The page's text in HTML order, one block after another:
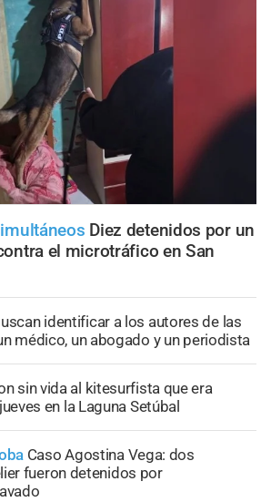
Diez detenidos por un
el microtráfico en San
identificar a los autores de las
médico, un abogado y un periodista
sin vida al kitesurfista que era
en la Laguna Setúbal
Caso Agostina Vega: dos
fueron detenidos por